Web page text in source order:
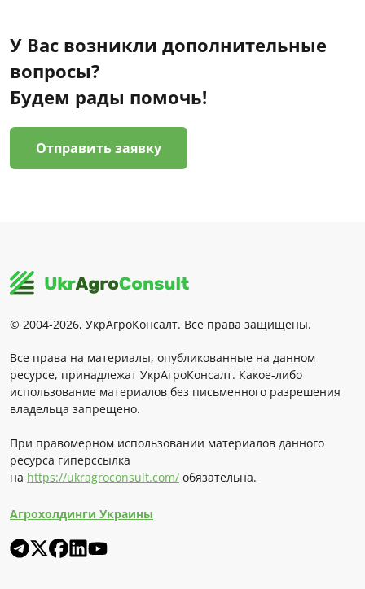
У Вас возникли дополнительные
вопросы?
Будем рады помочь!
Отправить заявку
© 2004-2026, УкрАгроКонсалт. Все права защищены.
Все права на материалы, опубликованные на данном
ресурсе, принадлежат УкрАгроКонсалт. Какое-либо
использование материалов без письменного разрешения
владельца запрещено.
При правомерном использовании материалов данного
ресурса гиперссылка
на https://ukragroconsult.com/ обязательна.
Агрохолдинги Украины